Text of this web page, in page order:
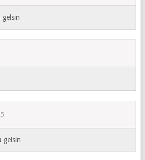
gelsin
gelsin